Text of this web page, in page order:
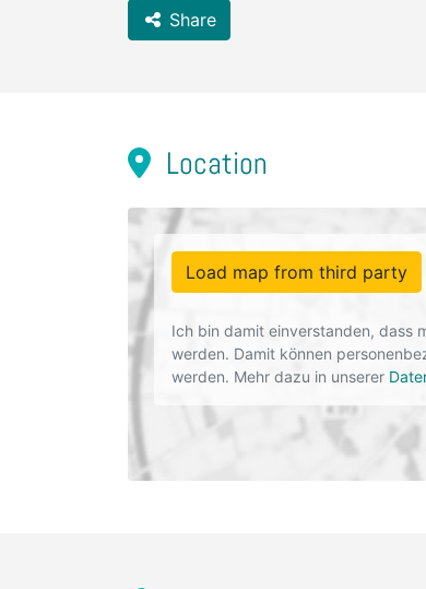
Share
Location
Load map from third party
Ich bin damit einverstanden, dass
werden. Damit können
werden. Mehr dazu in unserer